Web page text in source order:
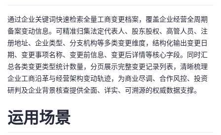
者
我
的
客
我
论
的
我
通过企业关键词快速检索全量工商变更档案，覆盖企业经营全周期
备案变动信息。可精准归集法定代表人、股东股权、高管人员、注
册地址、企业类型、分支机构等多类变更维度，结构化输出变更日
期、变更事项名称、变更前信息、变更后详情等核心字段。同时汇
总各类变更类型统计数量，分页展示完整变更记录列表，清晰梳理
企业工商沿革与经营架构变动轨迹，为商业尽调、合作风控、投资
研判及企业背景核查提供全面、详实、可溯源的权威数据支撑。
运用场景